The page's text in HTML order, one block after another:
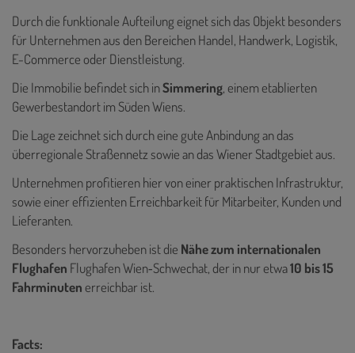
Durch die funktionale Aufteilung eignet sich das Objekt besonders
für Unternehmen aus den Bereichen Handel, Handwerk, Logistik,
E-Commerce oder Dienstleistung.
Die Immobilie befindet sich inSimmering, einem etablierten
Gewerbestandort im Süden Wiens.
Die Lage zeichnet sich durch eine gute Anbindung an das
überregionale Straßennetz sowie an das Wiener Stadtgebiet aus.
Unternehmen profitieren hier von einer praktischen Infrastruktur,
sowie einer effizienten Erreichbarkeit für Mitarbeiter, Kunden und
Lieferanten.
Besonders hervorzuheben ist die Nähe zum internationalen
Flughafen Flughafen Wien‑Schwechat, der in nur etwa10 bis 15
Fahrminuten erreichbar ist.
Facts: